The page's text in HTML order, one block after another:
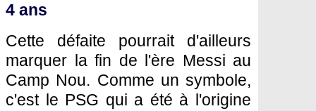
4 ans
Cette défaite pourrait d'ailleurs
marquer la fin de l'ère Messi au
Camp Nou. Comme un symbole,
c'est le PSG qui a été à l'origine